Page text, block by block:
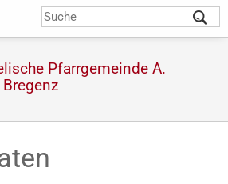
Pfarrgemeinde A.
Suchformular